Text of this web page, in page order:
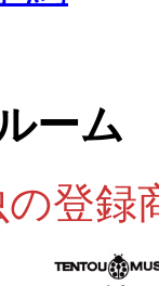
ーム
登録